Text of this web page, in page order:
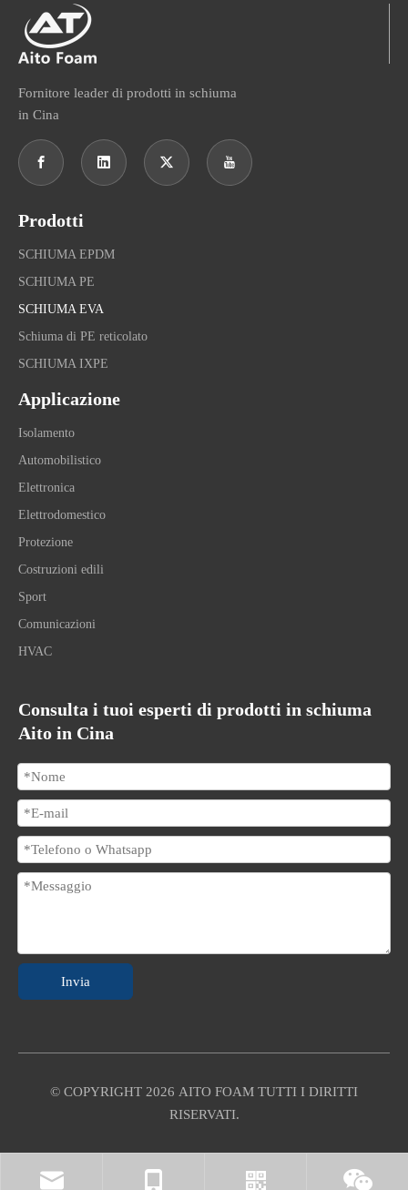
Fornitore leader di prodotti in schiuma
in Cina
Prodotti
SCHIUMA EPDM
SCHIUMA PE
SCHIUMA EVA
Schiuma di PE reticolato
SCHIUMA IXPE
Applicazione
Isolamento
Automobilistico
Elettronica
Elettrodomestico
Protezione
Costruzioni edili
Sport
Comunicazioni
HVAC
Consulta i tuoi esperti di prodotti in schiuma
Aito in Cina
Invia
© COPYRIGHT 2026 AITO FOAM TUTTI I DIRITTI
RISERVATI.